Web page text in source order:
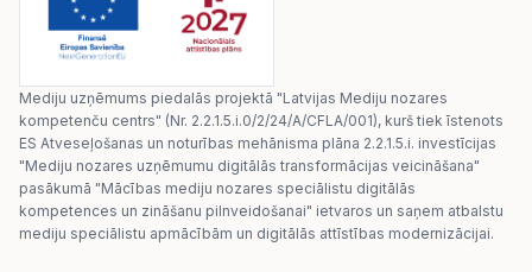
Mediju uzņēmums piedalās projektā "Latvijas Mediju nozares
kompetenču centrs" (Nr. 2.2.1.5.i.0/2/24/A/CFLA/001), kurš tiek īstenots
ES Atveseļošanas un noturības mehānisma plāna 2.2.1.5.i. investīcijas
"Mediju nozares uzņēmumu digitālās transformācijas veicināšana"
pasākumā "Mācības mediju nozares speciālistu digitālās
kompetences un zināšanu pilnveidošanai" ietvaros un saņem atbalstu
mediju speciālistu apmācībām un digitālās attīstības modernizācijai.